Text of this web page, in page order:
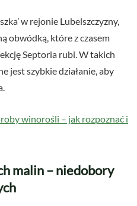
w rejonie Lubelszczyzny,
obwódką, które z czasem
Septoria rubi. W takich
jest szybkie działanie, aby
winorośli – jak rozpoznać i
malin – niedobory